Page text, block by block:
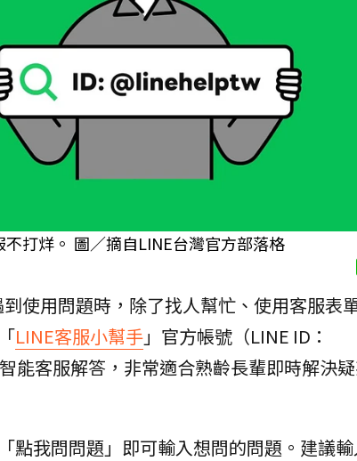
打烊。 圖／摘自LINE台灣官方部落格
到使用問題時，除了找人幫忙、使用客服表
LINE客服小幫手」官方帳號（LINE ID：
能客服解答，非常適合熟齡長輩即時解決
點我問問題」即可輸入想問的問題。建議